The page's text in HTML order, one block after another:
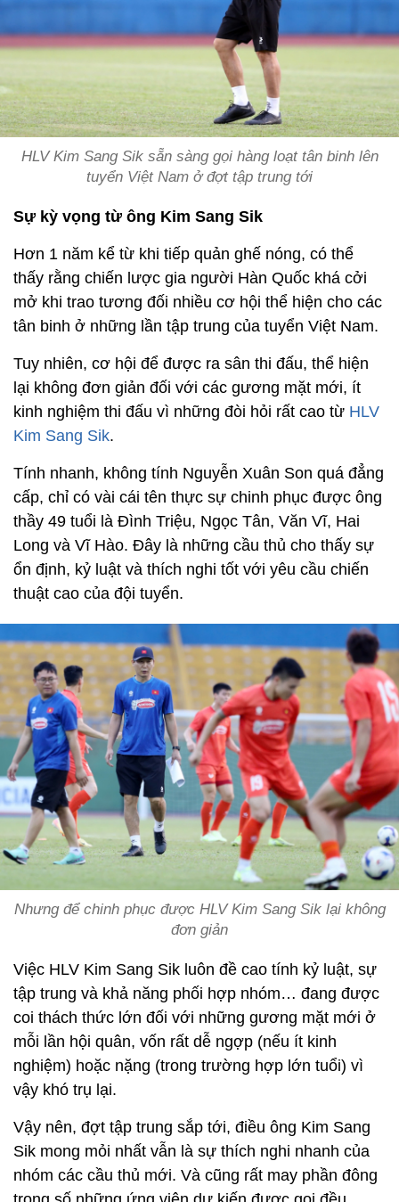
HLV Kim Sang Sik sẵn sàng gọi hàng loạt tân binh lên
tuyển Việt Nam ở đợt tập trung tới
Sự kỳ vọng từ ông Kim Sang Sik
Hơn 1 năm kể từ khi tiếp quản ghế nóng, có thể
thấy rằng chiến lược gia người Hàn Quốc khá cởi
mở khi trao tương đối nhiều cơ hội thể hiện cho các
tân binh ở những lần tập trung của tuyển Việt Nam.
Tuy nhiên, cơ hội để được ra sân thi đấu, thể hiện
lại không đơn giản đối với các gương mặt mới, ít
kinh nghiệm thi đấu vì những đòi hỏi rất cao từ HLV
Kim Sang Sik.
Tính nhanh, không tính Nguyễn Xuân Son quá đẳng
cấp, chỉ có vài cái tên thực sự chinh phục được ông
thầy 49 tuổi là Đình Triệu, Ngọc Tân, Văn Vĩ, Hai
Long và Vĩ Hào. Đây là những cầu thủ cho thấy sự
ổn định, kỷ luật và thích nghi tốt với yêu cầu chiến
thuật cao của đội tuyển.
Nhưng để chinh phục được HLV Kim Sang Sik lại không
đơn giản
Việc HLV Kim Sang Sik luôn đề cao tính kỷ luật, sự
tập trung và khả năng phối hợp nhóm… đang được
coi thách thức lớn đối với những gương mặt mới ở
mỗi lần hội quân, vốn rất dễ ngợp (nếu ít kinh
nghiệm) hoặc nặng (trong trường hợp lớn tuổi) vì
vậy khó trụ lại.
Vậy nên, đợt tập trung sắp tới, điều ông Kim Sang
Sik mong mỏi nhất vẫn là sự thích nghi nhanh của
nhóm các cầu thủ mới. Và cũng rất may phần đông